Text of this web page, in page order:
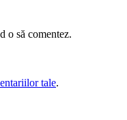
o să comentez.
tale.